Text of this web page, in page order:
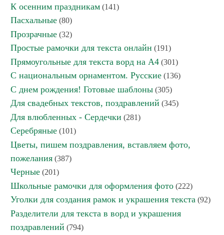
К осенним праздникам (141)
Пасхальные (80)
Прозрачные (32)
Простые рамочки для текста онлайн (191)
Прямоугольные для текста ворд на А4 (301)
С национальным орнаментом. Русские (136)
С днем рождения! Готовые шаблоны (305)
Для свадебных текстов, поздравлений (345)
Для влюбленных - Сердечки (281)
Серебряные (101)
Цветы, пишем поздравления, вставляем фото,
пожелания (387)
Черные (201)
Школьные рамочки для оформления фото (222)
Уголки для создания рамок и украшения текста (92)
Разделители для текста в ворд и украшения
поздравлений (794)